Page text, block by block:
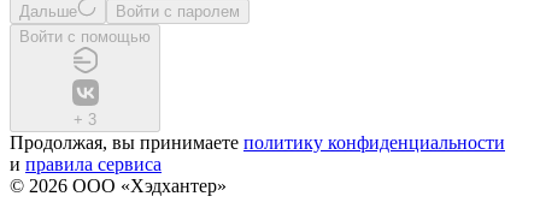
Дальше
Войти с паролем
Войти с помощью
+ 3
Продолжая, вы принимаете политику конфиденциальности
и правила сервиса
© 2026 ООО «Хэдхантер»